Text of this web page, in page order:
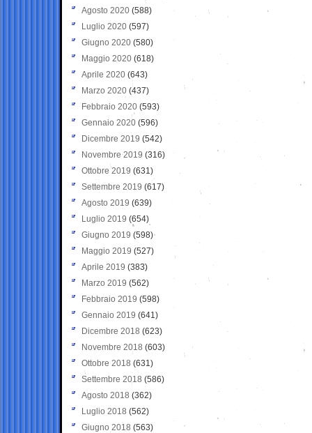
Agosto 2020 (588)
Luglio 2020 (597)
Giugno 2020 (580)
Maggio 2020 (618)
Aprile 2020 (643)
Marzo 2020 (437)
Febbraio 2020 (593)
Gennaio 2020 (596)
Dicembre 2019 (542)
Novembre 2019 (316)
Ottobre 2019 (631)
Settembre 2019 (617)
Agosto 2019 (639)
Luglio 2019 (654)
Giugno 2019 (598)
Maggio 2019 (527)
Aprile 2019 (383)
Marzo 2019 (562)
Febbraio 2019 (598)
Gennaio 2019 (641)
Dicembre 2018 (623)
Novembre 2018 (603)
Ottobre 2018 (631)
Settembre 2018 (586)
Agosto 2018 (362)
Luglio 2018 (562)
Giugno 2018 (563)